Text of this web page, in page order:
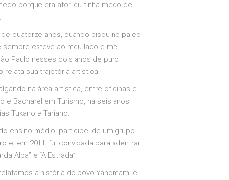
porque era ator, eu tinha medo de
quatorze anos, quando pisou no palco
sempre esteve ao meu lado e me
Paulo nesses dois anos de puro
relata sua trajetória artística.
na área artística, entre oficinas e
Bacharel em Turismo, há seis anos
Tukano e Tariano.
ensino médio, participei de um grupo
e, em 2011, fui convidada para adentrar
Alba” e “A Estrada”.
a história do povo Yanomami e